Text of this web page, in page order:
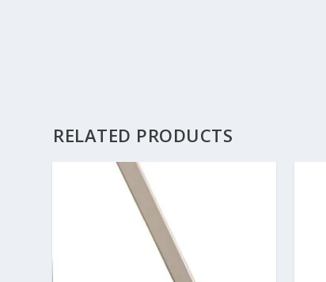
RELATED PRODUCTS